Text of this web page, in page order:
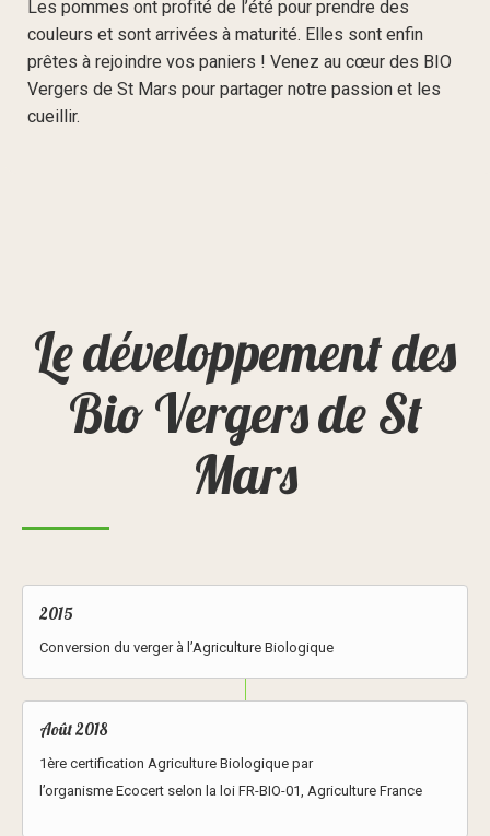
Les pommes ont profité de l’été pour prendre des
couleurs et sont arrivées à maturité. Elles sont enfin
prêtes à rejoindre vos paniers ! Venez au cœur des BIO
Vergers de St Mars pour partager notre passion et les
cueillir.
Le développement des
Bio Vergers de St
Mars
2015
Conversion du verger à l’Agriculture Biologique
Août 2018
1ère certification Agriculture Biologique par
l’organisme Ecocert selon la loi FR-BIO-01, Agriculture France